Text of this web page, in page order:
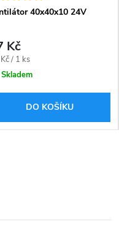
40x40x10 24V
Kč
/ 1 ks
Skladem
DO KOŠÍKU